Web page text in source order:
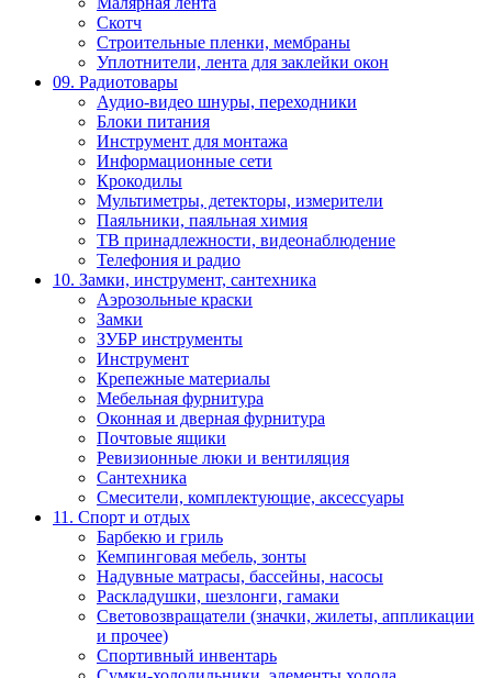
Скотч
Строительные пленки, мембраны
Уплотнители, лента для заклейки окон
09. Радиотовары
Аудио-видео шнуры, переходники
Блоки питания
Инструмент для монтажа
Информационные сети
Крокодилы
Мультиметры, детекторы, измерители
Паяльники, паяльная химия
ТВ принадлежности, видеонаблюдение
Телефония и радио
10. Замки, инструмент, сантехника
Аэрозольные краски
Замки
ЗУБР инструменты
Инструмент
Крепежные материалы
Мебельная фурнитура
Оконная и дверная фурнитура
Почтовые ящики
Ревизионные люки и вентиляция
Сантехника
Смесители, комплектующие, аксессуары
11. Спорт и отдых
Барбекю и гриль
Кемпинговая мебель, зонты
Надувные матрасы, бассейны, насосы
Раскладушки, шезлонги, гамаки
Световозвращатели (значки, жилеты, аппликации
и прочее)
Спортивный инвентарь